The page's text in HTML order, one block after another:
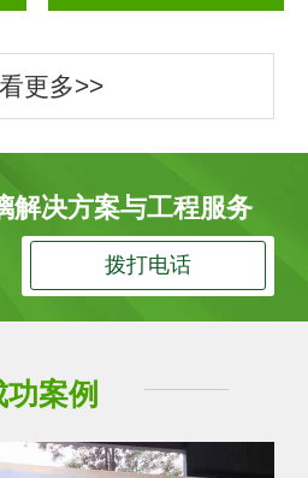
更多>>
决方案与工程服务
拨打电话
功案例